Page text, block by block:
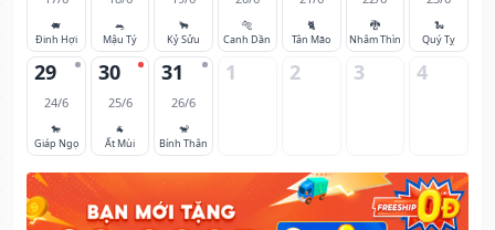
🐖
Đinh Hợi
🐀
Mậu Tý
🐂
Kỷ Sửu
🐅
Canh Dần
🐈
Tân Mão
🐉
Nhâm Thìn
🐍
Quý Tỵ
29
24/6
🐎
Giáp Ngọ
30
25/6
🐐
Ất Mùi
31
26/6
🐒
Bính Thân
1 2 3 4